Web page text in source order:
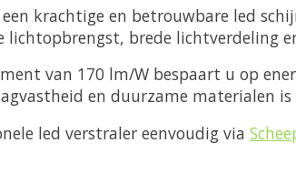
krachtige en betrouwbare led
lichtopbrengst, brede lichtverdeling
van 170 lm/W bespaart u op
en duurzame materialen
led verstraler eenvoudig via